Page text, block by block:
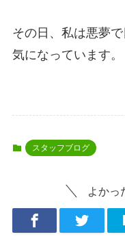
その日、私は悪夢
気になっています。
スタッフブログ
よかっ